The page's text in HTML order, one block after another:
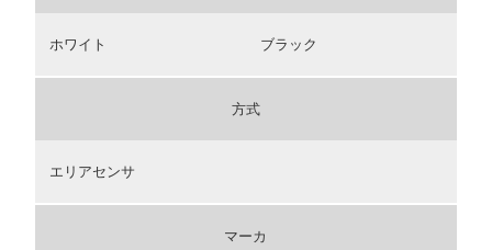
ホワイト ブラック
方式
エリアセンサ
マーカ